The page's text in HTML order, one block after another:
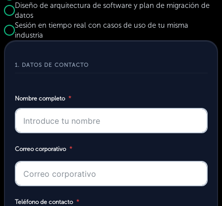
Diseño de arquitectura de software y plan de migración de
datos
Sesión en tiempo real con casos de uso de tu misma
industria
1. DATOS DE CONTACTO
Nombre completo
Correo corporativo
Teléfono de contacto